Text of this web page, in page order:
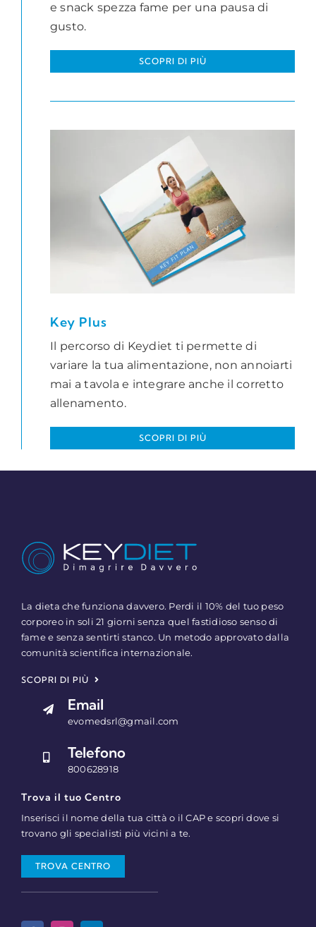
e snack spezza fame per una pausa di
gusto.
SCOPRI DI PIÙ
Key Plus
Il percorso di Keydiet ti permette di
variare la tua alimentazione, non annoiarti
mai a tavola e integrare anche il corretto
allenamento.
SCOPRI DI PIÙ
La dieta che funziona davvero. Perdi il 10% del tuo peso
corporeo in soli 21 giorni senza quel fastidioso senso di
fame e senza sentirti stanco. Un metodo approvato dalla
comunità scientifica internazionale.
SCOPRI DI PIÙ
Email
evomedsrl@gmail.com
Telefono
800628918
Trova il tuo Centro
Inserisci il nome della tua città o il CAP e scopri dove si
trovano gli specialisti più vicini a te.
TROVA CENTRO